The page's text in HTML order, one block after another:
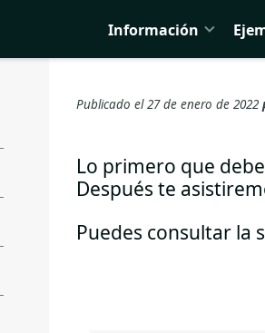
Información
Publicado el 27 de enero de 2022
Lo primero que
Después te
Puedes consultar la